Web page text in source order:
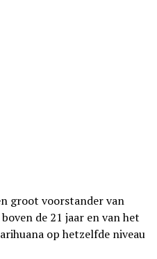
groot voorstander van
de 21 jaar en van het
op hetzelfde niveau